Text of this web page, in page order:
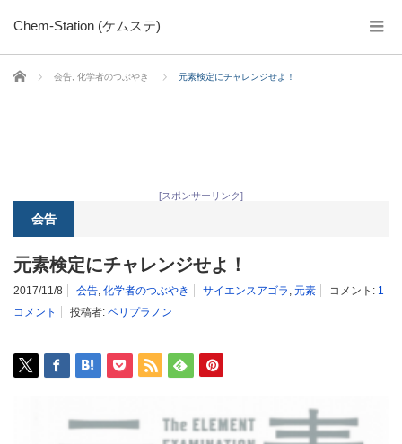
Chem-Station (ケムステ)
ホーム 会告 化学者のつぶやき 元素検定にチャレンジせよ！
[スポンサーリンク]
会告
元素検定にチャレンジせよ！
2017/11/8 会告, 化学者のつぶやき サイエンスアゴラ , 元素 コメント: 1
コメント
投稿者: ペリプラノン